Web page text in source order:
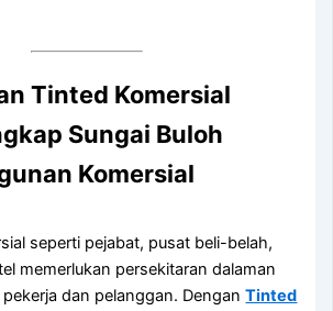
Tinted Komersial
Sungai Buloh
Komersial
seperti pejabat, pusat beli-belah,
memerlukan persekitaran dalaman
dan pelanggan. DenganTinted